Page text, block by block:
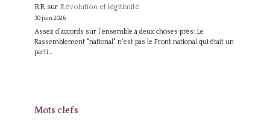
RR sur Révolution et légitimité
30 juin 2026
Assez d'accords sur l'ensemble à deux choses près: Le
Rassemblement "national" n'est pas le Front national qui était un
parti…
Mots clefs